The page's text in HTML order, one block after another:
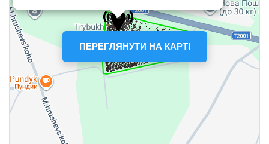
ПЕРЕГЛЯНУТИ НА КАРТІ